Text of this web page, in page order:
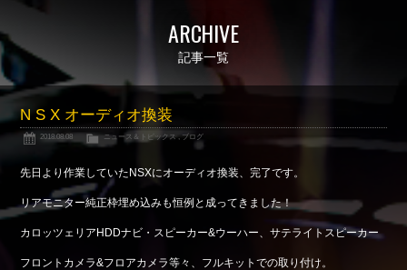
Stock list
Contract
About NSX
NSXについて
Reflesh Plan
Trade in
買取査定
Blog
ARCHIVE
記事一覧
N S X オーディオ換装
2018.08.08 ニュース＆トピックス,ブログ
先日より作業していたNSXにオーディオ換装、完了です。
リアモニター純正枠埋め込みも恒例と成ってきました！
カロッツェリアHDDナビ・スピーカー&ウーハー、サテライトスピーカー
フロントカメラ&フロアカメラ等々、フルキットでの取り付け。